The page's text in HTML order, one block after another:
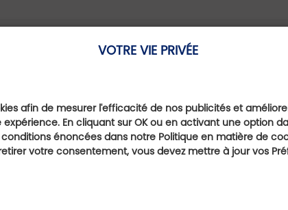
VOTRE VIE PRIVÉE
afin de mesurer l'efficacité de nos publicités et
En cliquant sur OK ou en activant une option
énoncées dans notre Politique en matière de
votre consentement, vous devez mettre à jour vos
Aquitaine
Fiche établissement
E-mail
contact@golfducognac.fr